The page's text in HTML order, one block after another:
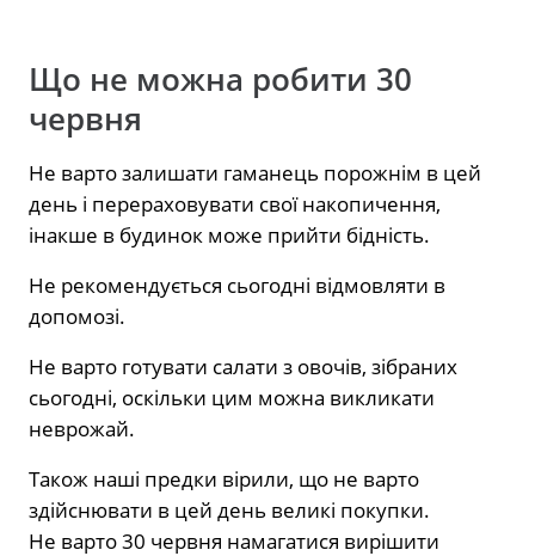
Що не можна робити 30
червня
Не варто залишати гаманець порожнім в цей
день і перераховувати свої накопичення,
інакше в будинок може прийти бідність.
Не рекомендується сьогодні відмовляти в
допомозі.
Не варто готувати салати з овочів, зібраних
сьогодні, оскільки цим можна викликати
неврожай.
Також наші предки вірили, що не варто
здійснювати в цей день великі покупки.
Не варто 30 червня намагатися вирішити